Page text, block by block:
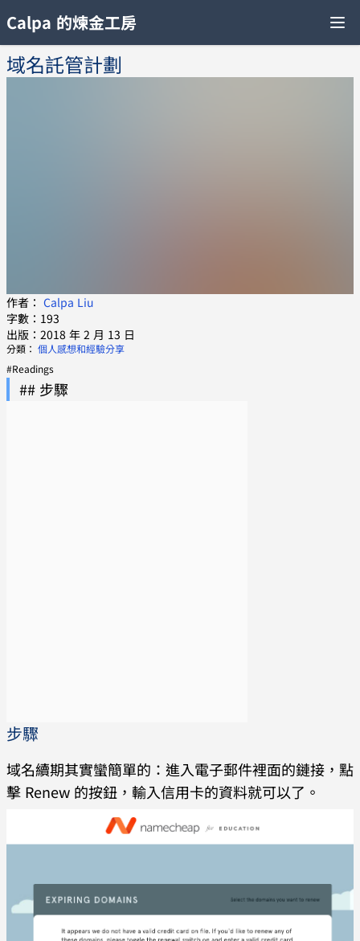
Calpa 的煉金工房
域名託管計劃
作者： Calpa Liu
字數：193
出版：2018 年 2 月 13 日
分類： 個人感想和經驗分享
#Readings
## 步驟
步驟
域名續期其實蠻簡單的：進入電子郵件裡面的鏈接，點
擊 Renew 的按鈕，輸入信用卡的資料就可以了。